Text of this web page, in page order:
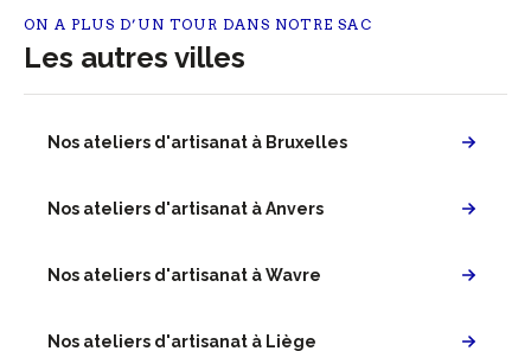
ON A PLUS D’UN TOUR DANS NOTRE SAC
Les autres villes
Nos ateliers d'artisanat à Bruxelles
Nos ateliers d'artisanat à Anvers
Nos ateliers d'artisanat à Wavre
Nos ateliers d'artisanat à Liège